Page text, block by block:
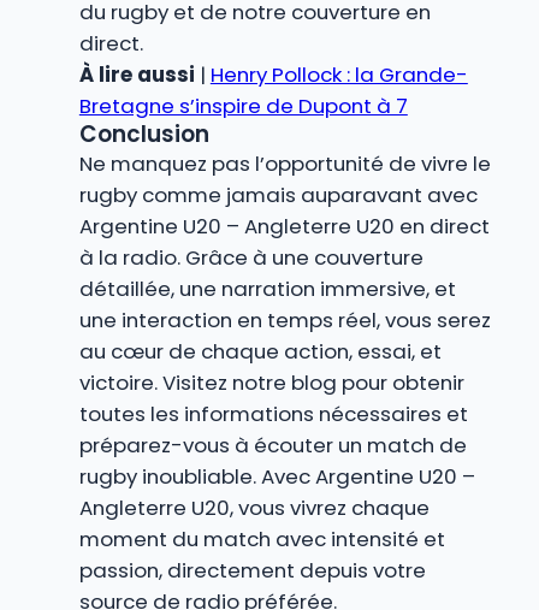
du rugby et de notre couverture en
direct.
À lire aussi | Henry Pollock : la Grande-
Bretagne s’inspire de Dupont à 7
Conclusion
Ne manquez pas l’opportunité de vivre le
rugby comme jamais auparavant avec
Argentine U20 – Angleterre U20 en direct
à la radio. Grâce à une couverture
détaillée, une narration immersive, et
une interaction en temps réel, vous serez
au cœur de chaque action, essai, et
victoire. Visitez notre blog pour obtenir
toutes les informations nécessaires et
préparez-vous à écouter un match de
rugby inoubliable. Avec Argentine U20 –
Angleterre U20, vous vivrez chaque
moment du match avec intensité et
passion, directement depuis votre
source de radio préférée.